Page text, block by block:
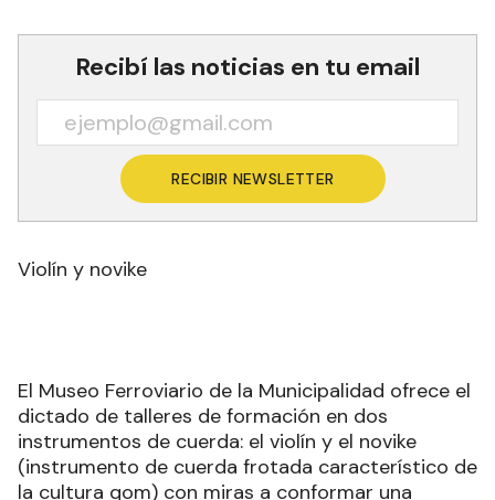
Recibí las noticias en tu email
RECIBIR NEWSLETTER
Violín y novike
El Museo Ferroviario de la Municipalidad ofrece el
dictado de talleres de formación en dos
instrumentos de cuerda: el violín y el novike
(instrumento de cuerda frotada característico de
la cultura qom) con miras a conformar una